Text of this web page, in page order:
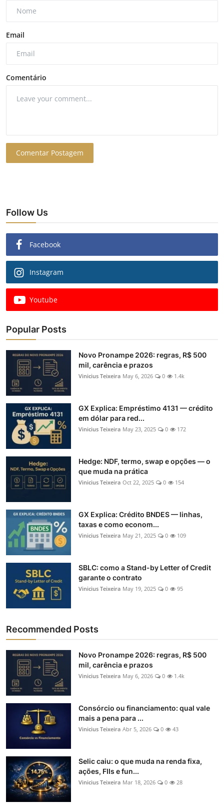
Email
Comentário
Comentar Postagem
Follow Us
Facebook
Instagram
Youtube
Popular Posts
Novo Pronampe 2026: regras, R$ 500
mil, carência e prazos
Vinicius Teixeira May 6, 2026 0 1.4k
GX Explica: Empréstimo 4131 — crédito
em dólar para red...
Vinicius Teixeira May 23, 2025 0 172
Hedge: NDF, termo, swap e opções — o
que muda na prática
Vinicius Teixeira Oct 22, 2025 0 154
GX Explica: Crédito BNDES — linhas,
taxas e como econom...
Vinicius Teixeira May 21, 2025 0 109
SBLC: como a Stand-by Letter of Credit
garante o contrato
Vinicius Teixeira May 19, 2025 0 95
Recommended Posts
Novo Pronampe 2026: regras, R$ 500
mil, carência e prazos
Vinicius Teixeira May 6, 2026 0 1.4k
Consórcio ou financiamento: qual vale
mais a pena para ...
Vinicius Teixeira Abr 5, 2026 0 43
Selic caiu: o que muda na renda fixa,
ações, FIIs e fun...
Vinicius Teixeira Mar 18, 2026 0 28